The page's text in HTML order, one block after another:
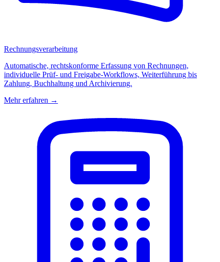
Rechnungsverarbeitung
Automatische, rechtskonforme Erfassung von Rechnungen,
individuelle Prüf- und Freigabe-Workflows, Weiterführung bis
Zahlung, Buchhaltung und Archivierung.
Mehr erfahren →